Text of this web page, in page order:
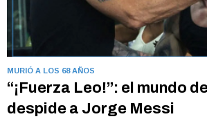
MURIÓ A LOS 68 AÑOS
“¡Fuerza Leo!”: el mundo
despide a Jorge Messi